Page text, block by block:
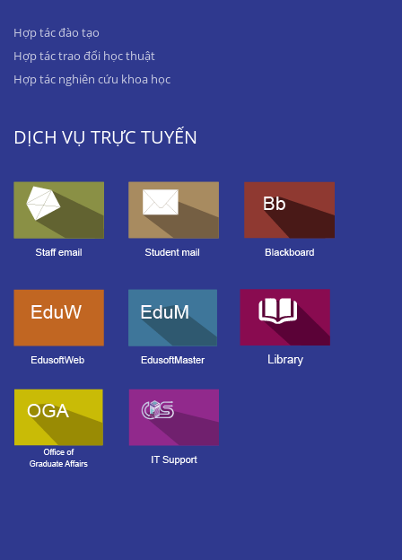
Hợp tác đào tạo
Hợp tác trao đổi học thuật
Hợp tác nghiên cứu khoa học
DỊCH VỤ TRỰC TUYẾN